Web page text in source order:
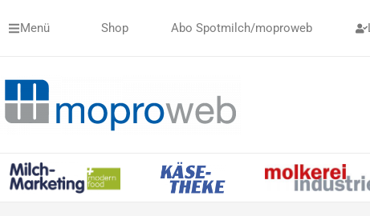
InhaltMenü Shop Abo Spotmilch/moproweb